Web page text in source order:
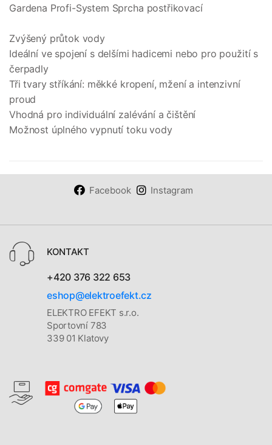
Gardena Profi-System Sprcha postřikovací
Zvýšený průtok vody
Ideální ve spojení s delšími hadicemi nebo pro použití s
čerpadly
Tři tvary stříkání: měkké kropení, mžení a intenzivní
proud
Vhodná pro individuální zalévání a čištění
Možnost úplného vypnutí toku vody
Facebook Instagram
KONTAKT
+420 376 322 653
eshop@elektroefekt.cz
ELEKTRO EFEKT s.r.o.
Sportovní 783
339 01 Klatovy